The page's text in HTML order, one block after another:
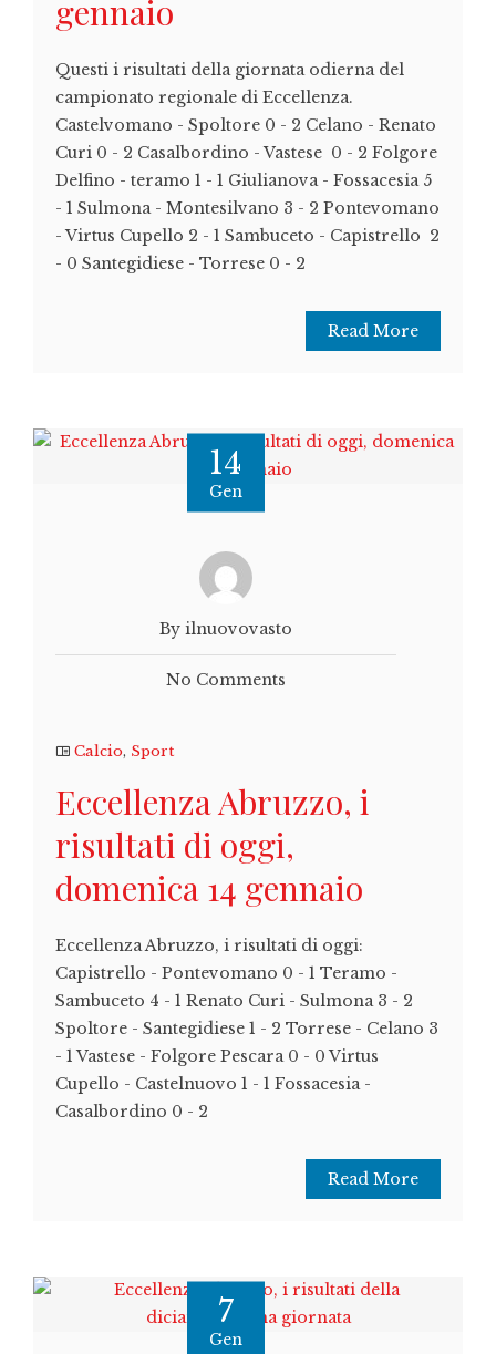
gennaio
Questi i risultati della giornata odierna del
campionato regionale di Eccellenza.
Castelvomano - Spoltore 0 - 2 Celano - Renato
Curi 0 - 2 Casalbordino - Vastese 0 - 2 Folgore
Delfino - teramo 1 - 1 Giulianova - Fossacesia 5
- 1 Sulmona - Montesilvano 3 - 2 Pontevomano
- Virtus Cupello 2 - 1 Sambuceto - Capistrello 2
- 0 Santegidiese - Torrese 0 - 2
Read More
14
Gen
By ilnuovovasto
No Comments
Calcio, Sport
Eccellenza Abruzzo, i
risultati di oggi,
domenica 14 gennaio
Eccellenza Abruzzo, i risultati di oggi:
Capistrello - Pontevomano 0 - 1 Teramo -
Sambuceto 4 - 1 Renato Curi - Sulmona 3 - 2
Spoltore - Santegidiese 1 - 2 Torrese - Celano 3
- 1 Vastese - Folgore Pescara 0 - 0 Virtus
Cupello - Castelnuovo 1 - 1 Fossacesia -
Casalbordino 0 - 2
Read More
7
Gen